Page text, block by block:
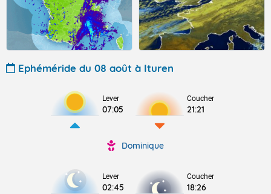
Ephéméride du 08 août à Ituren
Lever
07:05
Coucher
21:21
Dominique
Lever
02:45
Coucher
18:26